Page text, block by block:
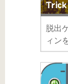
Trick
脱出
ィン